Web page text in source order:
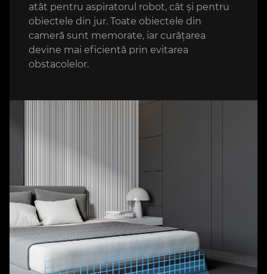
atât pentru aspiratorul robot, cât și pentru
obiectele din jur. Toate obiectele din
cameră sunt memorate, iar curățarea
devine mai eficientă prin evitarea
obstacolelor.